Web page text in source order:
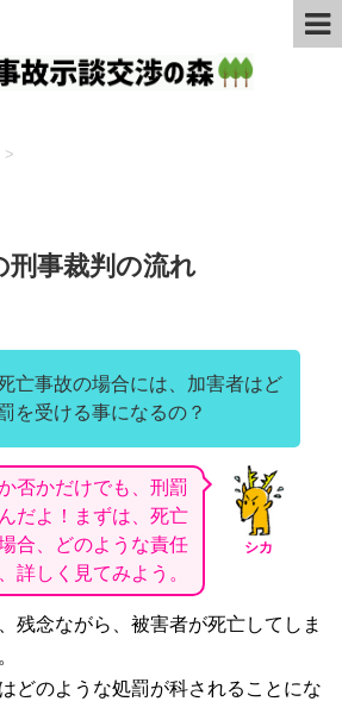
>
刑事裁判の流れ
亡事故の場合には、加害者はど
を受ける事になるの？
シカ
否かだけでも、刑罰
だよ！まずは、死亡
合、どのような責任
詳しく見てみよう。
残念ながら、被害者が死亡してしま
どのような処罰が科されることにな